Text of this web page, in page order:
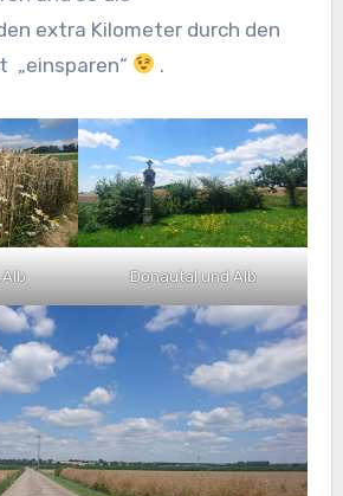
extra Kilometer durch den
„einsparen“
.
Donautal und Alb